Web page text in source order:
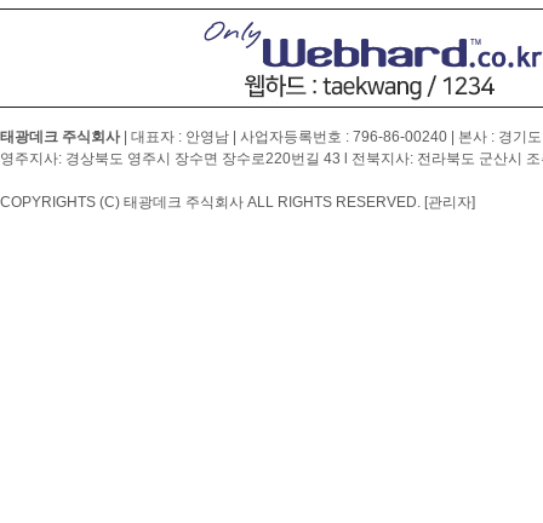
태광데크 주식회사| 대표자 : 안영남 | 사업자등록번호 : 796-86-00240 | 본사 : 경기
영주지사: 경상북도 영주시 장수면 장수로220번길 43 l 전북지사: 전라북도 군산시
COPYRIGHTS (C) 태광데크 주식회사 ALL RIGHTS RESERVED. [관리자]